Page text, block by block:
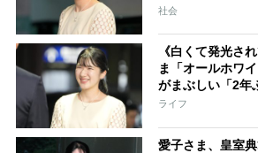
加「市民に交じ
社会
《白くて発光さ
ま「オールホワ
がまぶしい「2年
ライフ
愛子さま、皇室